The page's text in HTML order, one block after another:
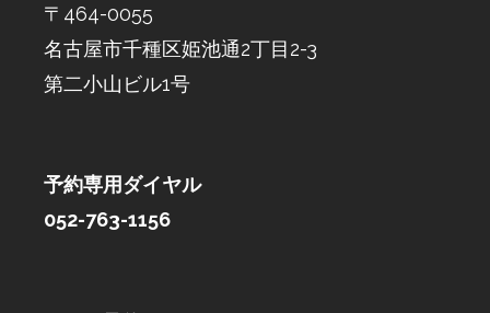
〒464-0055
名古屋市千種区姫池通2丁目2-3
第二小山ビル1号
予約専用ダイヤル
052-763-1156